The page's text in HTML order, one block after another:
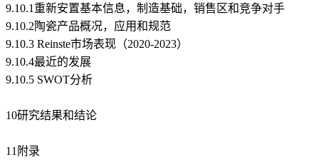
9.10.1重新安置基本信息，制造基础，销售区和竞争对手
9.10.2陶瓷产品概况，应用和规范
9.10.3 Reinste市场表现（2020-2023）
9.10.4最近的发展
9.10.5 SWOT分析
10研究结果和结论
11附录